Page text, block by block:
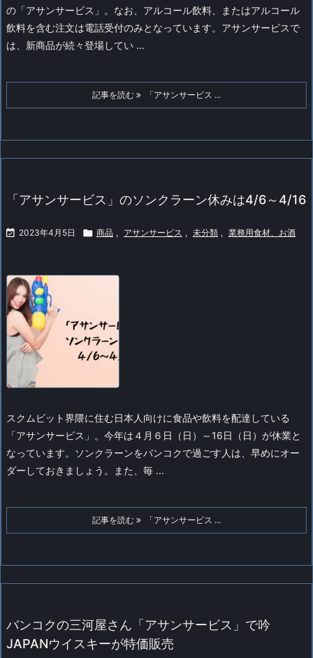
の「アサンサービス」。 なお、アルコール飲料、またはアルコール
飲料を含む注文は電話受付のみとなっています。 アサンサービスで
は、新商品が続々登場してい ...
記事を読む 「アサンサービス ...
「アサンサービス」のソンクラーン休みは4/6～4/16
 2023年4月5日  商品 , アサンサービス , 未分類 , 業務用食材、お酒
スクムビット界隈に住む日本人向けに食品や飲料を配達している
「アサンサービス」。 今年は４月６日（日）～16日（日）が休業と
なっています。ソンクラーンをバンコクで過ごす人は、早めにオー
ダーしておきましょう。
また、毎 ...
記事を読む 「アサンサービス ...
バンコクの三河屋さん「アサンサービス」で吟
JAPANウイスキーが特価販売